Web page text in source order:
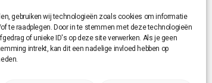
gebruiken wij technologieën zoals cookies om informatie
te raadplegen. Door in te stemmen met deze technologieën
of unieke ID's op deze site verwerken. Als je geen
intrekt, kan dit een nadelige invloed hebben op